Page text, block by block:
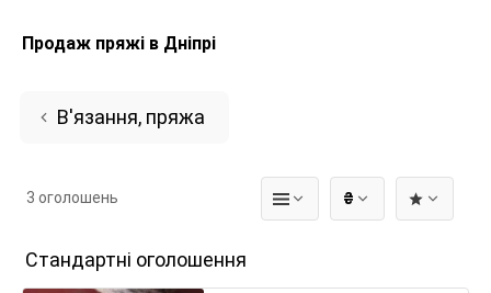
Продаж пряжі в Дніпрі
В'язання, пряжа
₴
3 оголошень
Стандартні оголошення